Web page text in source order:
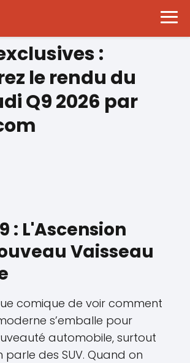
:
le rendu du
Q9 2026 par
: L'Ascension
Vaisseau
comique de voir comment
s’emballe pour
automobile, surtout
parle des SUV. Quand on